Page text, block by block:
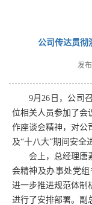
公司传达贯彻
发
9月26日，公司
位相关人员参加了会
作座谈会精神，对公
及“十八大”期间安全
会上，总经理唐
会精神及办事处党
进一步推进规范体制
进行了安排部署。副